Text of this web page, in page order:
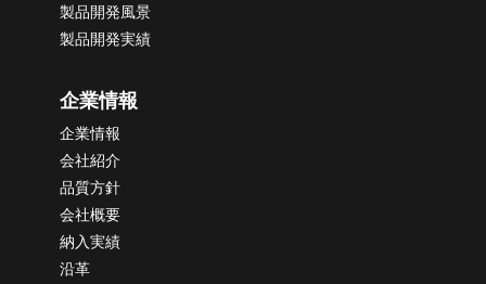
製品開発風景
製品開発実績
企業情報
企業情報
会社紹介
品質方針
会社概要
納 入実績
沿革